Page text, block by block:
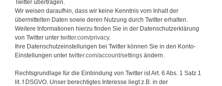
Twitter übertragen.
Wir weisen daraufhin, dass wir keine Kenntnis vom Inhalt der
übermittelten Daten sowie deren Nutzung durch Twitter erhalten.
Weitere Informationen hierzu finden Sie in der Datenschutzerklärung
von Twitter unter twitter.com/privacy.
Ihre Datenschutzeinstellungen bei Twitter können Sie in den Konto-
Einstellungen unter twitter.com/account/settings ändern.
Rechtsgrundlage für die Einbindung von Twitter ist Art. 6 Abs. 1 Satz 1
lit. f DSGVO. Unser berechtigtes Interesse liegt z.B. in der